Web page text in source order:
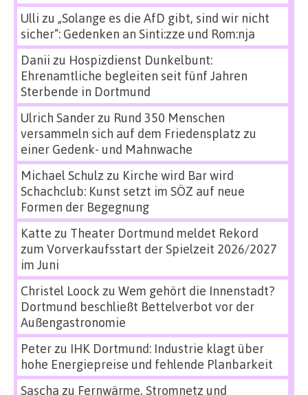
Ulli zu „Solange es die AfD gibt, sind wir nicht
sicher“: Gedenken an Sinti:zze und Rom:nja
Danii zu Hospizdienst Dunkelbunt:
Ehrenamtliche begleiten seit fünf Jahren
Sterbende in Dortmund
Ulrich Sanderzu Rund 350 Menschen
versammeln sich auf dem Friedensplatz zu
einer Gedenk- und Mahnwache
Michael Schulz zu Kirche wird Bar wird
Schachclub: Kunst setzt im SÖZ auf neue
Formen der Begegnung
Katte zu Theater Dortmund meldet Rekord
zum Vorverkaufsstart der Spielzeit 2026/2027
im Juni
Christel Loock zu Wem gehört die Innenstadt?
Dortmund beschließt Bettelverbot vor der
Außengastronomie
Peterzu IHK Dortmund: Industrie klagt über
hohe Energiepreise und fehlende Planbarkeit
Sascha zu Fernwärme, Stromnetz und